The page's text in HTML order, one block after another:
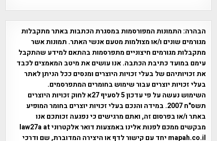
הבהרה: התמונות המפורסמות במסגרת הכתבות באתר מתקבלות
מגורמים שונים ו/או מצולמות מטעם אנשי האתר. תמונות אשר
מתקבלות מגורמים חיצוניים מתפרסמות בהתאם למידע שהתקבל
עימם במועד כתיבת הכתבה. אנו עושים את מיטב המאמצים לכבד
את זכויותיהם של בעלי זכויות היוצרים ומנסים ככל הניתן לאתר
בעלי זכויות יוצרים עבור שימוש בחומרים המתפרסמים.
השימוש נעשה על פי עדכון 5 לסעיף 27א לחוק זכויות היוצרים
תשס"ח 2007. במידה והנכם בעלי זכויות יוצרים בחומר המופיע
באתר ו/או בפרסום זה, ואתם מרגישים כי נפגעה זכותכם אנו
מבקשים ממכם לפנות אלינו באמצעות דואר אלקטרוני law27a at
mapah.co.il יחד עם קישור לדף או היצירה המדוברת, שם ודרכי